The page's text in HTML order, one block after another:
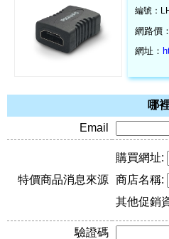
編號：
網路價
網址：
哪
Email
特價商品消息來源
購買網址:
商店名稱:
其他促銷
驗證碼